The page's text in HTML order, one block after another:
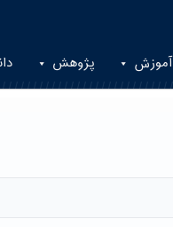
آموزش پژوهش